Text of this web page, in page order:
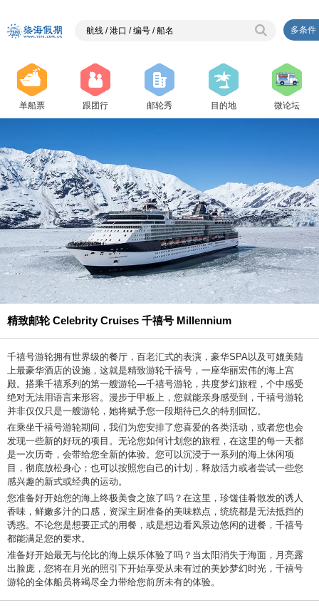
多条件
单船票 跟团行 邮轮秀 目的地 微论坛
精致邮轮 Celebrity Cruises 千禧号 Millennium
千禧号游轮拥有世界级的餐厅，百老汇式的表演，豪华SPA以及可媲美陆
上最豪华酒店的设施，这就是精致游轮千禧号，一座华丽宏伟的海上宫
殿。搭乘千禧系列的第一艘游轮—千禧号游轮，共度梦幻旅程，个中感受
绝对无法用语言来形容。漫步于甲板上，您就能亲身感受到，千禧号游轮
并非仅仅只是一艘游轮，她将赋予您一段期待已久的特别回忆。
在乘坐千禧号游轮期间，我们为您安排了您喜爱的各类活动，或者您也会
发现一些新的好玩的项目。无论您如何计划您的旅程，在这里的每一天都
是一次历奇，会带给您全新的体验。您可以沉浸于一系列的海上休闲项
目，彻底放松身心；也可以按照您自己的计划，释放活力或者尝试一些您
感兴趣的新式或经典的运动。
您准备好开始您的海上终极美食之旅了吗？在这里，珍馐佳肴散发的诱人
香味，鲜嫩多汁的口感，资深主厨准备的美味糕点，统统都是无法抵挡的
诱惑。不论您是想要正式的用餐，或是想边看风景边悠闲的进餐，千禧号
都能满足您的要求。
准备好开始最无与伦比的海上娱乐体验了吗？当太阳消失于海面，月亮露
出脸庞，您将在月光的照引下开始享受从未有过的美妙梦幻时光，千禧号
游轮的全体船员将竭尽全力带给您前所未有的体验。